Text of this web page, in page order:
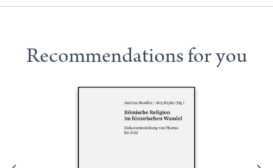
Recommendations for you